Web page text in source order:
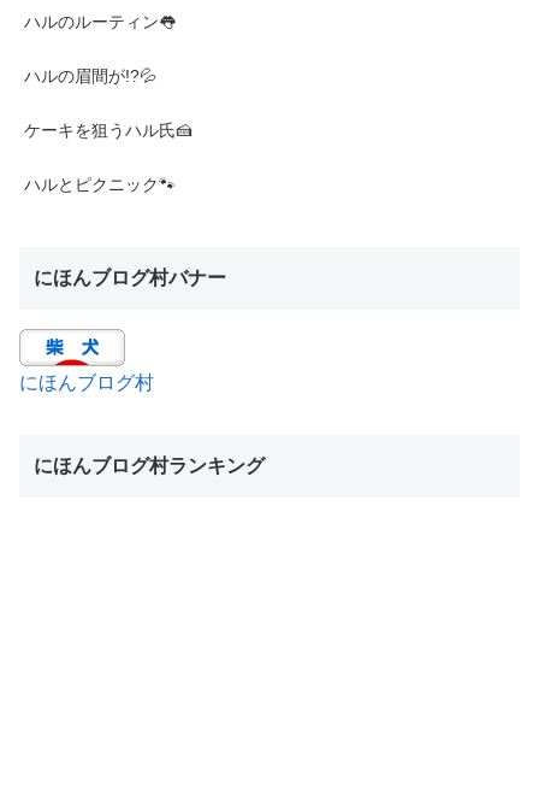
ハルのルーティン👅
ハルの眉間が!?💦
ケーキを狙うハル氏🍰
ハルとピクニック🐾
にほんブログ村バナー
にほんブログ村
にほんブログ村ランキング